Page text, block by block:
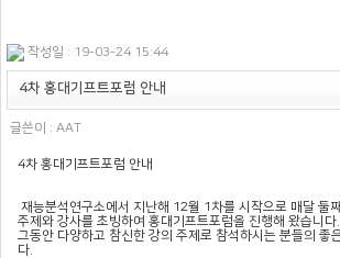
작성일 : 19-03-24 15:44
4차 홍대기프트포럼 안내
글쓴이 : AAT
4차 홍대기프트포럼 안내
재능분석연구소에서 지난해 12월 1차를 시작으로 매달 둘
주제와 강사를 초빙하여 홍대기프트포럼을 진행해 왔습니다.
그동안 다양하고 참신한 강의 주제로 참석하시는 분들의 좋
다.